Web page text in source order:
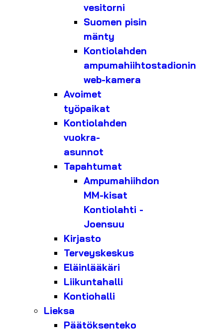
vesitorni
Suomen pisin
mänty
Kontiolahden
ampumahiihtostadionin
web-kamera
Avoimet
työpaikat
Kontiolahden
vuokra-
asunnot
Tapahtumat
Ampumahiihdon
MM-kisat
Kontiolahti -
Joensuu
Kirjasto
Terveyskeskus
Eläinlääkäri
Liikuntahalli
Kontiohalli
Lieksa
Päätöksenteko